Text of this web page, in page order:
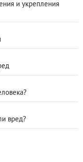
и укрепления
вред?